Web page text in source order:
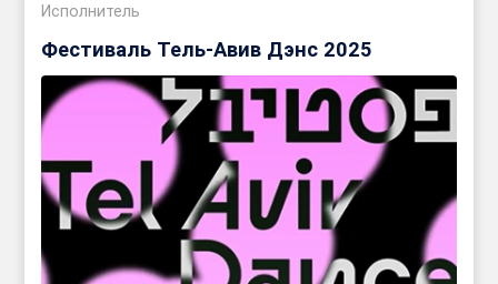
Исполнитель
Фестиваль Тель-Авив Дэнс 2025